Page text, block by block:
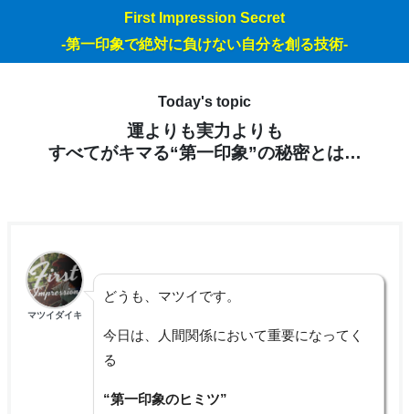
First Impression Secret
-第一印象で絶対に負けない自分を創る技術-
Today's topic
運よりも実力よりも
すべてがキマる“第一印象”の秘密とは…
マツイダイキ
どうも、マツイです。
今日は、人間関係において重要になってく
る
“第一印象のヒミツ”